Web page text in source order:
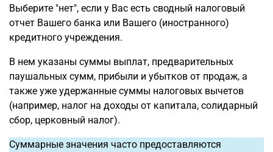
Выберите "нет", если у Вас есть сводный налоговый
отчет Вашего банка или Вашего (иностранного)
кредитного учреждения.
В нем указаны суммы выплат, предварительных
паушальных сумм, прибыли и убытков от продаж, а
также уже удержанные суммы налоговых вычетов
(например, налог на доходы от капитала, солидарный
сбор, церковный налог).
Суммарные значения часто предоставляются